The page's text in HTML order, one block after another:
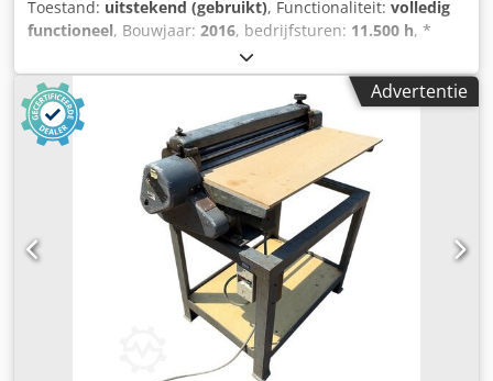
Toestand: uitstekend (gebruikt), Functionaliteit: volledig
functioneel, Bouwjaar: 2016, bedrijfsturen: 11.500 h, *
11.500 bedrijfsuren * Bedrijfsgewicht 15.700 kg *
Motorvermogen 77 kW * Roadliner * hydraulische
snelwissel * airconditioning Djdpoy Rm H Esfx Anujwa
Advertentie